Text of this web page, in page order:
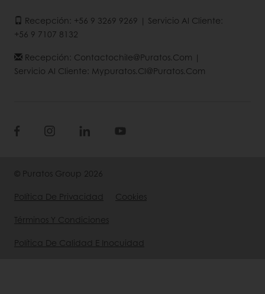
Recepción: +56 9 3269 9269 | Servicio Al Cliente:
+56 9 7107 8132
Recepción: Contactochile@puratos.com |
Servicio Al Cliente: Mypuratos.cl@puratos.com
© Puratos Group 2026
Política De Privacidad
Cookies
Términos Y Condiciones
Política De Calidad E Inocuidad